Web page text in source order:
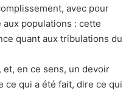
avec pour
populations : cette
quant aux tribulations du
et, en ce sens, un devoir
ce qui a été fait, dire ce qui